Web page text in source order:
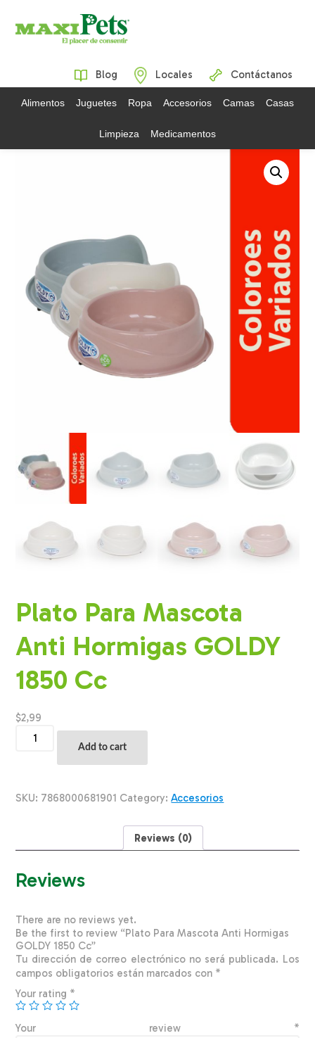
Blog Locales Contáctanos
Alimentos Juguetes Ropa Accesorios Camas Casas
Limpieza Medicamentos
Plato Para Mascota
Anti Hormigas GOLDY
1850 Cc
$2,99
Para
GOLDY
Add to cart
SKU: 7868000681901 Category:Accesorios
Reviews (0)
Reviews
There are no reviews yet.
Be the first to review “Plato Para Mascota Anti Hormigas
GOLDY 1850 Cc”
Tu dirección de correo electrónico no será publicada. Los
campos obligatorios están marcados con *
Your rating *
Your review *